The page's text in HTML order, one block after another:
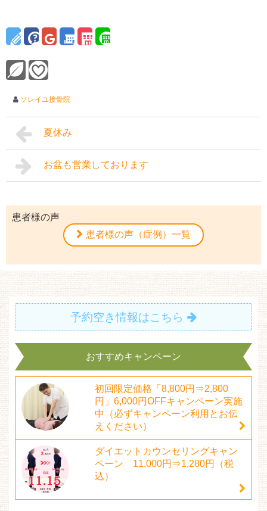
ソレイユ接骨院
夏休み
お盆も営業しております
患者様の声
患者様の声（症例）一覧
予約空き情報はこちら
おすすめキャンペーン
初回限定価格「8,800円⇒2,800
円」6,000円OFFキャンペーン実施
中（必ずキャンペーン利用とお伝
えください）
ダイエットカウンセリングキャン
ペーン 11,000円⇒1,280円（税
込）